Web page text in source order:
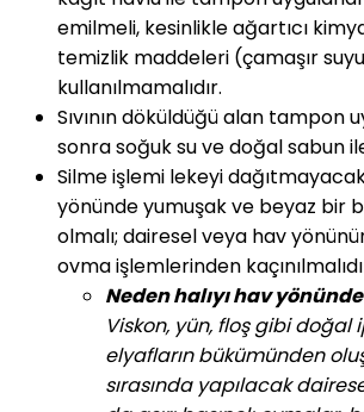
emilmeli, kesinlikle ağartıcı
temizlik maddeleri (çamaşır
kullanılmamalıdır.
Sıvının döküldüğü alan tampon
sonra soğuk su ve doğal sabun
Silme işlemi lekeyi
yönünde yumuşak ve beyaz bir
olmalı; dairesel veya hav
ovma işlemlerinden
Neden halıyı hav
Viskon, yün, floş gibi doğal
elyafların bükümünden
sırasında yapılacak